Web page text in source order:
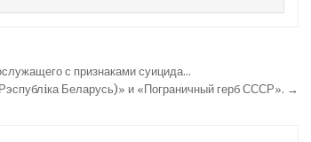
с признаками суицида…
Беларусь)» и «Пограничный герб СССР». →